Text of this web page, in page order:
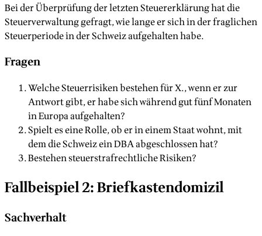
Bei der Überprüfung der letzten Steuererklärung hat die
Steuerverwaltung gefragt, wie lange er sich in der fraglichen
Steuerperiode in der Schweiz aufgehalten habe.
Fragen
Welche Steuerrisiken bestehen für X., wenn er zur
Antwort gibt, er habe sich während gut fünf Monaten
in Europa aufgehalten?
Spielt es eine Rolle, ob er in einem Staat wohnt, mit
dem die Schweiz ein DBA abgeschlossen hat?
Bestehen steuerstrafrechtliche Risiken?
Fallbeispiel 2: Briefkastendomizil
Sachverhalt